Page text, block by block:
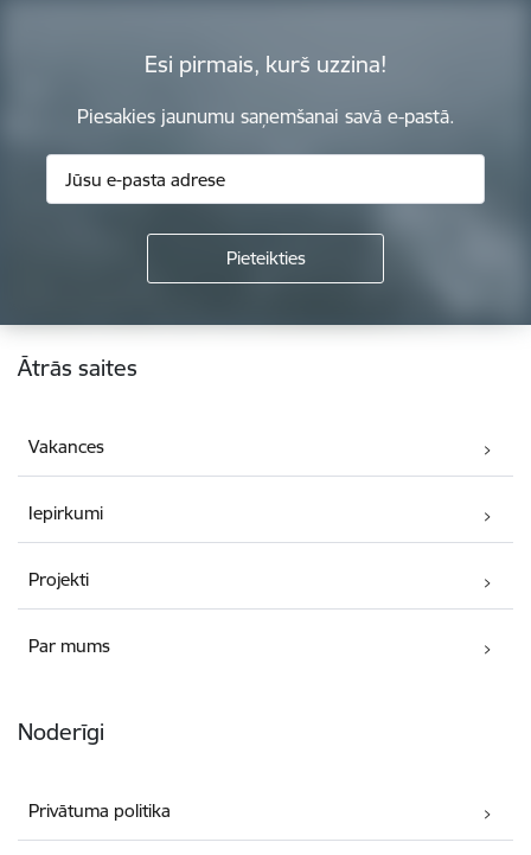
Esi pirmais, kurš uzzina!
Piesakies jaunumu saņemšanai savā e-pastā.
Kājene
Ātrās saites
Vakances
Iepirkumi
Projekti
Par mums
Noderīgi
Privātuma politika